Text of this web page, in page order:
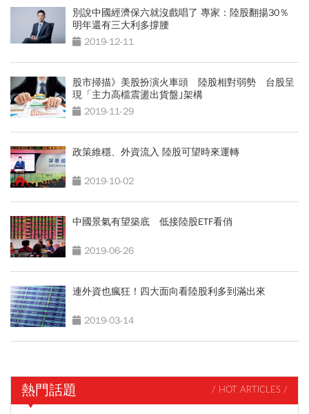
別說中國經濟保六就沒戲唱了 專家：陸股翻揚30％
明年還有三大利多撐腰
2019-12-11
股市掃描》美股扮演火車頭 陸股相對弱勢 台股呈
現「主力高檔震盪出貨盤｣架構
2019-11-29
政策維穩、外資流入 陸股可望時來運轉
2019-10-02
中國景氣有望築底 低接陸股ETF看俏
2019-06-26
連外資也瘋狂！四大面向看陸股利多到滿出來
2019-03-14
熱門話題 / HOT ARTICLES /